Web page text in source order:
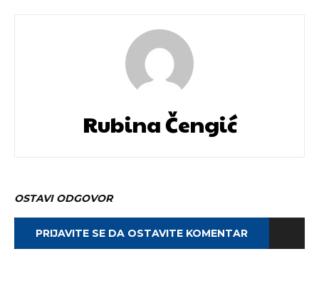
Rubina Čengić
OSTAVI ODGOVOR
PRIJAVITE SE DA OSTAVITE KOMENTAR